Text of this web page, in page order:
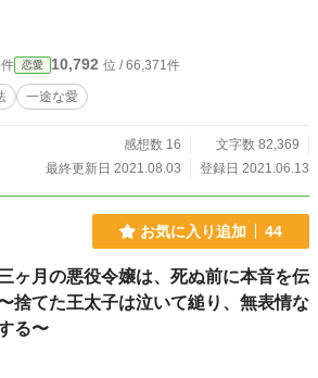
ます。
恋愛 10,792 位 / 66,371件
一途な愛
感想数 16
文字数 82,369
最終更新日 2021.08.03
登録日 2021.06.13
お気に入り追加 44
ヶ月の悪役令嬢は、死ぬ前に本音を伝
捨てた王太子は泣いて縋り、無表情な
る〜